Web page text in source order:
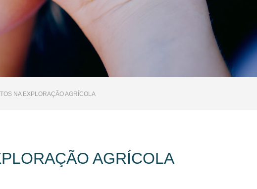
NA EXPLORAÇÃO AGRÍCOLA
AGRÍCOLA